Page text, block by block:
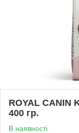
ROYAL CANIN
400 гр.
В наявності